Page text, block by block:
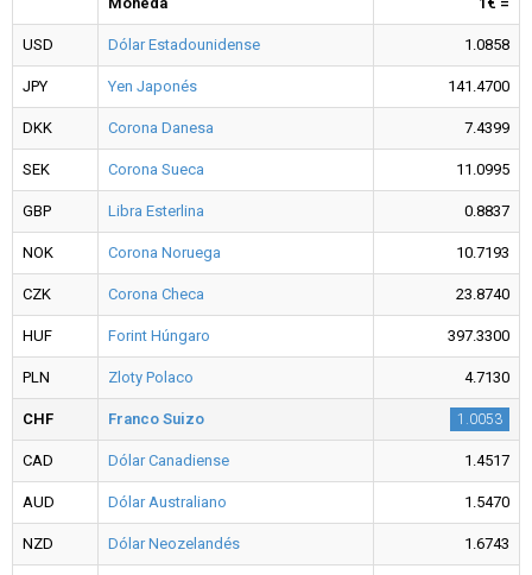
USD Dólar Estadounidense 1.0858
JPY Yen Japonés 141.4700
DKK Corona Danesa 7.4399
SEK Corona Sueca 11.0995
GBP Libra Esterlina 0.8837
NOK Corona Noruega 10.7193
CZK Corona Checa 23.8740
HUF Forint Húngaro 397.3300
PLN Zloty Polaco 4.7130
CHF Franco Suizo 1.0053
CAD Dólar Canadiense 1.4517
AUD Dólar Australiano 1.5470
NZD Dólar Neozelandés 1.6743